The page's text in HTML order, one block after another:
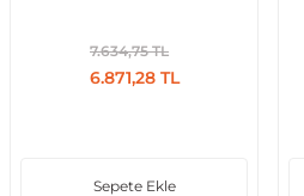
7.634,75 TL
6.871,28 TL
Sepete Ekle